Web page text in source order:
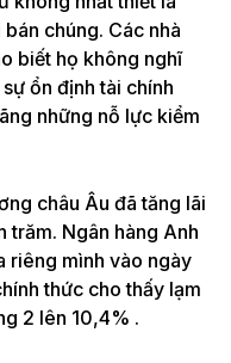
chúng. Các nhà
biết họ không nghĩ
ổn định tài chính
những nỗ lực kiểm
châu Âu đã tăng lãi
trăm. Ngân hàng Anh
riêng mình vào ngày
thức cho thấy lạm
2 lên 10,4% .